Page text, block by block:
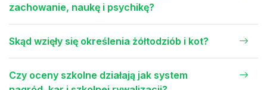
zachowanie, naukę i psychikę?
Skąd wzięły się określenia żółtodziób i kot?
Czy oceny szkolne działają jak system